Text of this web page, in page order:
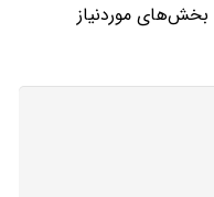
بخش‌های موردنیاز